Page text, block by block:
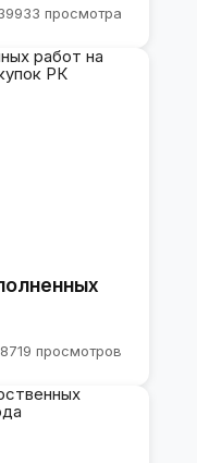
просмотра
просмотров